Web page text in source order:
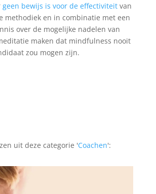
geen bewijs is voor de effectiviteitvan
methodiek en in combinatie met een
over de mogelijke nadelen van
maken dat mindfulness nooit
zou mogen zijn.
uit deze categorie 'Coachen':